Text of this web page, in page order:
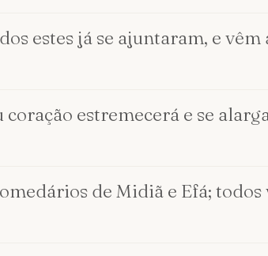
estes já se ajuntaram, e
coração estremecerá e se
de Midiã e Efá; todos